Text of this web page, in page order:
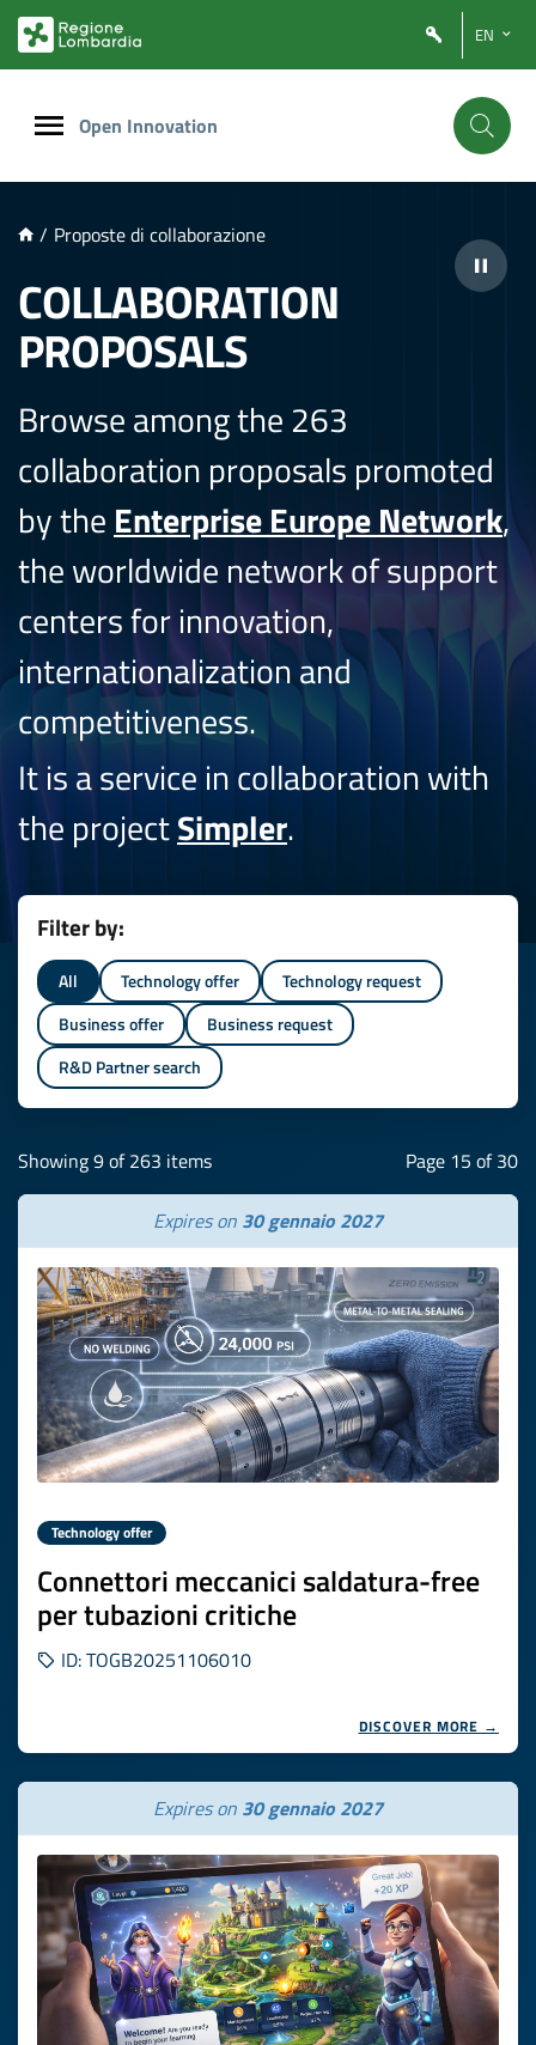
PRINCIPALE
EN
Open Innovation
/ Proposte di collaborazione
COLLABORATION
PROPOSALS
Browse among the 263
collaboration proposals promoted
by the Enterprise Europe Network,
the worldwide network of support
centers for innovation,
internationalization and
competitiveness.
It is a service in collaboration with
the projectSimpler.
Filter by:
All Technology offer
Technology request
Business offer
Business request
R&D Partner search
Showing 9 of 263 items Page 15 of 30
Expires on 30 gennaio 2027
Technology offer
Connettori meccanici saldatura-free
per tubazioni critiche
ID: TOGB20251106010
DISCOVER MORE →
Expires on 30 gennaio 2027